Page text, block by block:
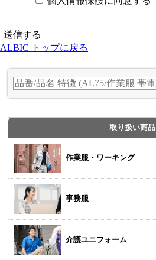
ALBIC トップに戻る
取り扱い商品
作業服・ワーキング
事務服
介護ユニフォーム